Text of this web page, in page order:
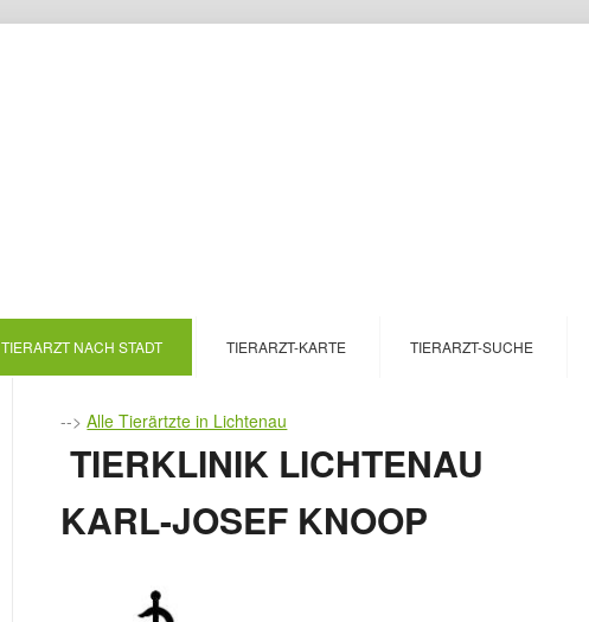
TIERARZT NACH STADT TIERARZT-KARTE TIERARZT-SUCHE
-->Alle Tierärtzte in Lichtenau
TIERKLINIK LICHTENAU
KARL-JOSEF KNOOP